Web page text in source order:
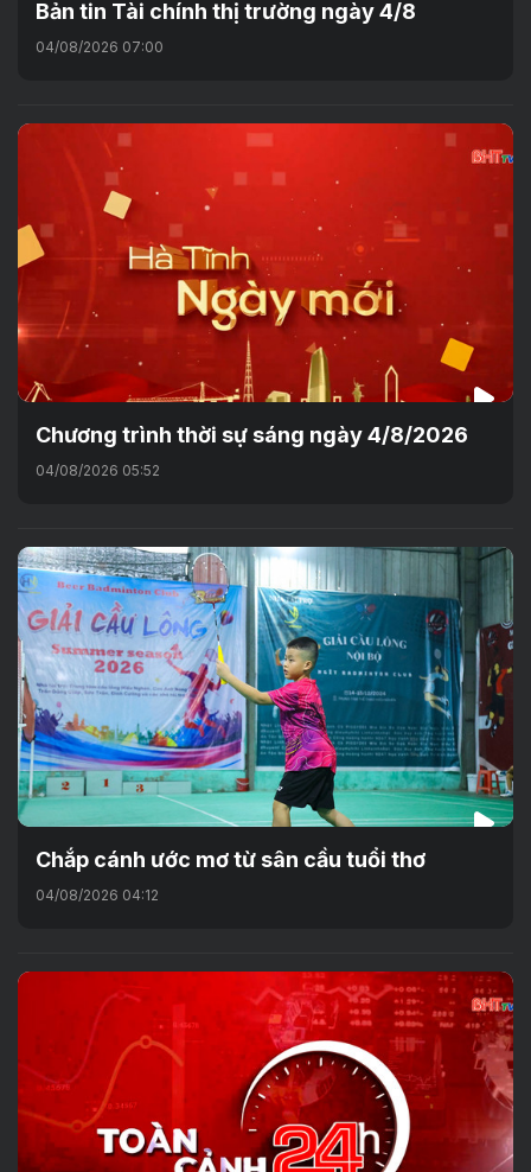
Bản tin Tài chính thị trường ngày 4/8
04/08/2026 07:00
Chương trình thời sự sáng ngày 4/8/2026
04/08/2026 05:52
Chắp cánh ước mơ từ sân cầu tuổi thơ
04/08/2026 04:12